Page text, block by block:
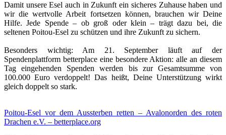
Damit unsere Esel auch in Zukunft ein sicheres Zuhause haben und
wir die wertvolle Arbeit fortsetzen können, brauchen wir Deine
Hilfe. Jede Spende – ob groß oder klein – trägt dazu bei, die
seltenen Poitou-Esel zu schützen und ihre Zukunft zu sichern.
Besonders wichtig: Am 21. September läuft auf der
Spendenplattform betterplace eine besondere Aktion: alle an diesem
Tag eingehenden Spenden werden bis zur Gesamtsumme von
100.000 Euro verdoppelt! Das heißt, Deine Unterstützung wirkt
gleich doppelt so stark.
Poitou-Esel vor dem Aussterben retten – Avalonorden des roten
Drachen e.V. – betterplace.org